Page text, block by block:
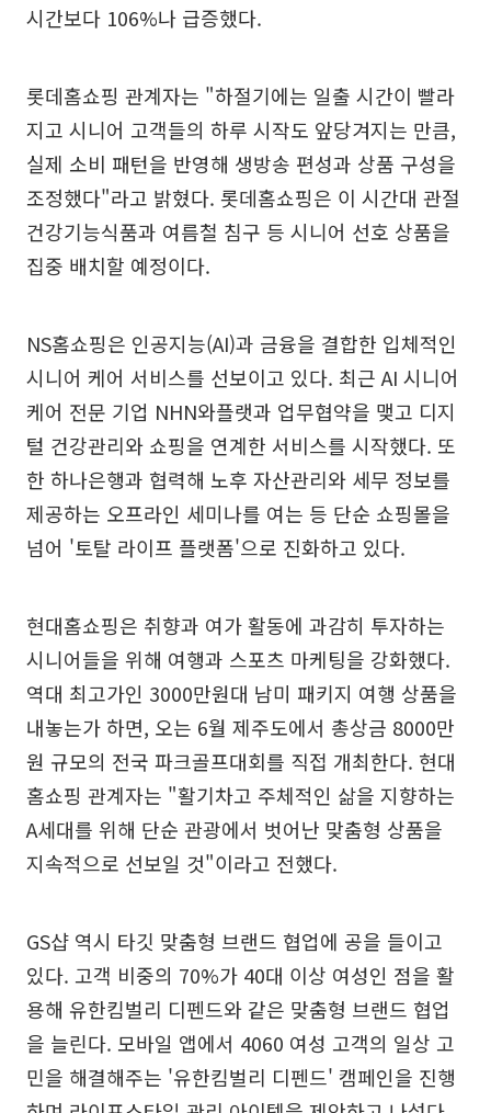
시간보다 106%나 급증했다.
롯데홈쇼핑 관계자는 "하절기에는 일출 시간이 빨라
지고 시니어 고객들의 하루 시작도 앞당겨지는 만큼,
실제 소비 패턴을 반영해 생방송 편성과 상품 구성을
조정했다"라고 밝혔다. 롯데홈쇼핑은 이 시간대 관절
건강기능식품과 여름철 침구 등 시니어 선호 상품을
집중 배치할 예정이다.
NS홈쇼핑은 인공지능(AI)과 금융을 결합한 입체적인
시니어 케어 서비스를 선보이고 있다. 최근 AI 시니어
케어 전문 기업 NHN와플랫과 업무협약을 맺고 디지
털 건강관리와 쇼핑을 연계한 서비스를 시작했다. 또
한 하나은행과 협력해 노후 자산관리와 세무 정보를
제공하는 오프라인 세미나를 여는 등 단순 쇼핑몰을
넘어 '토탈 라이프 플랫폼'으로 진화하고 있다.
현대홈쇼핑은 취향과 여가 활동에 과감히 투자하는
시니어들을 위해 여행과 스포츠 마케팅을 강화했다.
역대 최고가인 3000만원대 남미 패키지 여행 상품을
내놓는가 하면, 오는 6월 제주도에서 총상금 8000만
원 규모의 전국 파크골프대회를 직접 개최한다. 현대
홈쇼핑 관계자는 "활기차고 주체적인 삶을 지향하는
A세대를 위해 단순 관광에서 벗어난 맞춤형 상품을
지속적으로 선보일 것"이라고 전했다.
GS샵 역시 타깃 맞춤형 브랜드 협업에 공을 들이고
있다. 고객 비중의 70%가 40대 이상 여성인 점을 활
용해 유한킴벌리 디펜드와 같은 맞춤형 브랜드 협업
을 늘린다. 모바일 앱에서 4060 여성 고객의 일상 고
민을 해결해주는 '유한킴벌리 디펜드' 캠페인을 진행